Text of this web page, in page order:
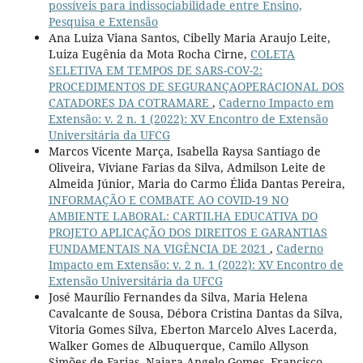
possíveis para indissociabilidade entre Ensino,
Pesquisa e Extensão
Ana Luiza Viana Santos, Cibelly Maria Araujo Leite,
Luiza Eugênia da Mota Rocha Cirne, COLETA
SELETIVA EM TEMPOS DE SARS-COV-2:
PROCEDIMENTOS DE SEGURANÇAOPERACIONAL DOS
CATADORES DA COTRAMARE , Caderno Impacto em
Extensão: v. 2 n. 1 (2022): XV Encontro de Extensão
Universitária da UFCG
Marcos Vicente Marça, Isabella Raysa Santiago de
Oliveira, Viviane Farias da Silva, Admilson Leite de
Almeida Júnior, Maria do Carmo Élida Dantas Pereira,
INFORMAÇÃO E COMBATE AO COVID-19 NO
AMBIENTE LABORAL: CARTILHA EDUCATIVA DO
PROJETO APLICAÇÃO DOS DIREITOS E GARANTIAS
FUNDAMENTAIS NA VIGÊNCIA DE 2021 , Caderno
Impacto em Extensão: v. 2 n. 1 (2022): XV Encontro de
Extensão Universitária da UFCG
José Maurílio Fernandes da Silva, Maria Helena
Cavalcante de Sousa, Débora Cristina Dantas da Silva,
Vitoria Gomes Silva, Eberton Marcelo Alves Lacerda,
Walker Gomes de Albuquerque, Camilo Allyson